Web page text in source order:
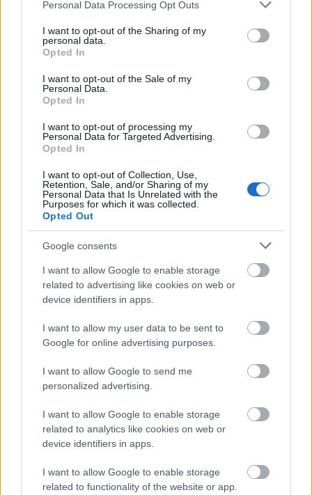
not limited to your visit or usage behaviour. You may click to
grant or deny consent to Google and its third-party tags to
use your data for below specified purposes in below Google
consent section.
Personal Data Processing Opt Outs
I want to opt-out of the Sharing of my
personal data.
Opted In
I want to opt-out of the Sale of my
Personal Data.
Opted In
I want to opt-out of processing my
Personal Data for Targeted Advertising.
Opted In
I want to opt-out of Collection, Use,
Retention, Sale, and/or Sharing of my
Personal Data that Is Unrelated with the
Purposes for which it was collected.
Opted Out
Google consents
I want to allow Google to enable storage
related to advertising like cookies on web or
device identifiers in apps.
I want to allow my user data to be sent to
Google for online advertising purposes.
I want to allow Google to send me
personalized advertising.
I want to allow Google to enable storage
related to analytics like cookies on web or
device identifiers in apps.
I want to allow Google to enable storage
related to functionality of the website or app.
3-3-3 rule: Ο κανόνας που θα αλλάξει τον τρόπο
AIDS
BEST OF INTERNET